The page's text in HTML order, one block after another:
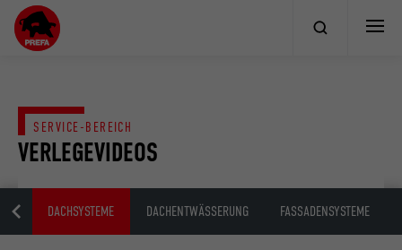
VERLEGEVIDEOS
SERVICE-BEREICH
DACHSYSTEME DACHENTWÄSSERUNG FASSADENSYSTEME